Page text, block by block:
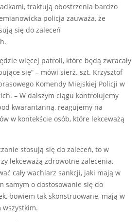
traktują obostrzenia bardzo
policja zauważa, że
się do zaleceń
więcej patroli, które będą zwracały
się” – mówi sierż. szt. Krzysztof
Komendy Miejskiej Policji w
– W dalszym ciągu kontrolujemy
kwarantanną, reagujemy na
w kontekście osób, które lekceważą
stosują się do zaleceń, to w
lekceważą zdrowotne zalecenia,
cały wachlarz sankcji, jaki mają w
samym o dostosowanie się do
bowiem tak skonstruowane, mają w
wszystkim.